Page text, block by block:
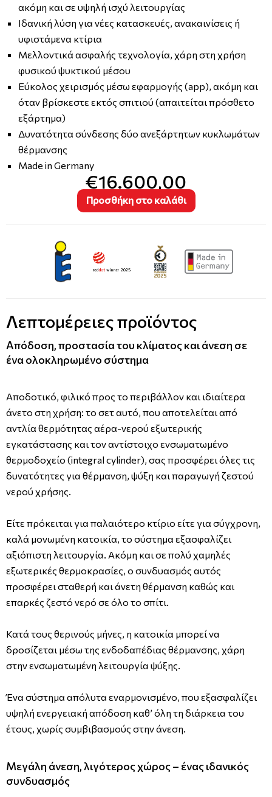
ακόμη και σε υψηλή ισχύ λειτουργίας
Ιδανική λύση για νέες κατασκευές, ανακαινίσεις ή
υφιστάμενα κτίρια
Μελλοντικά ασφαλής τεχνολογία, χάρη στη χρήση
φυσικού ψυκτικού μέσου
Εύκολος χειρισμός μέσω εφαρμογής (app), ακόμη και
όταν βρίσκεστε εκτός σπιτιού (απαιτείται πρόσθετο
εξάρτημα)
Δυνατότητα σύνδεσης δύο ανεξάρτητων κυκλωμάτων
θέρμανσης
Made in Germany
€16.600,00
Προσθήκη στο καλάθι
Λεπτομέρειες προϊόντος
Απόδοση, προστασία του κλίματος και άνεση σε
ένα ολοκληρωμένο σύστημα
Αποδοτικό, φιλικό προς το περιβάλλον και ιδιαίτερα
άνετο στη χρήση: το σετ αυτό, που αποτελείται από
αντλία θερμότητας αέρα-νερού εξωτερικής
εγκατάστασης και τον αντίστοιχο ενσωματωμένο
θερμοδοχείο (integral cylinder), σας προσφέρει όλες τις
δυνατότητες για θέρμανση, ψύξη και παραγωγή ζεστού
νερού χρήσης.
Είτε πρόκειται για παλαιότερο κτίριο είτε για σύγχρονη,
καλά μονωμένη κατοικία, το σύστημα εξασφαλίζει
αξιόπιστη λειτουργία. Ακόμη και σε πολύ χαμηλές
εξωτερικές θερμοκρασίες, ο συνδυασμός αυτός
προσφέρει σταθερή και άνετη θέρμανση καθώς και
επαρκές ζεστό νερό σε όλο το σπίτι.
Κατά τους θερινούς μήνες, η κατοικία μπορεί να
δροσίζεται μέσω της ενδοδαπέδιας θέρμανσης, χάρη
στην ενσωματωμένη λειτουργία ψύξης.
Ένα σύστημα απόλυτα εναρμονισμένο, που εξασφαλίζει
υψηλή ενεργειακή απόδοση καθ’ όλη τη διάρκεια του
έτους, χωρίς συμβιβασμούς στην άνεση.
Μεγάλη άνεση, λιγότερος χώρος – ένας ιδανικός
συνδυασμός